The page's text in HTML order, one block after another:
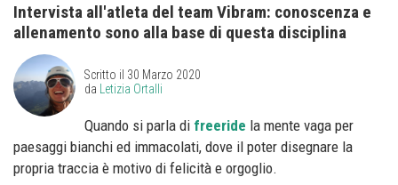
Intervista all'atleta del team Vibram: conoscenza e
allenamento sono alla base di questa disciplina
Scritto il 30 Marzo 2020
da
Letizia Ortalli
Quando si parla di freeride la mente vaga per
paesaggi bianchi ed immacolati, dove il poter disegnare la
propria traccia è motivo di felicità e orgoglio.